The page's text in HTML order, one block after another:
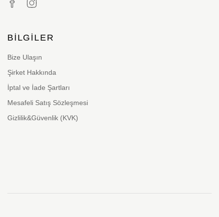
BILGILER
Bize Ulaşın
Şirket Hakkında
İptal ve İade Şartları
Mesafeli Satış Sözleşmesi
Gizlilik&Güvenlik (KVK)